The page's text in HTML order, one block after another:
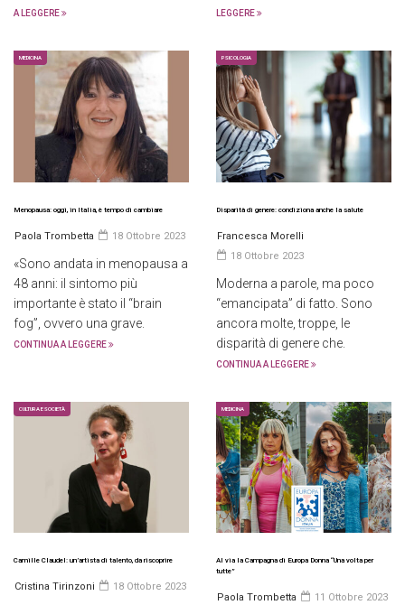
A LEGGERE LEGGERE
MEDICINA
Menopausa: oggi, in Italia, è tempo di cambiare
Paola Trombetta 18 Ottobre 2023
«Sono andata in menopausa a
48 anni: il sintomo più
importante è stato il “brain
fog”, ovvero una grave.
CONTINUA A LEGGERE
PSICOLOGIA
Disparità di genere: condiziona anche la salute
Francesca Morelli
18 Ottobre 2023
Moderna a parole, ma poco
“emancipata” di fatto. Sono
ancora molte, troppe, le
disparità di genere che.
CONTINUA A LEGGERE
CULTURA E SOCIETÀ
Camille Claudel: un’artista di talento, da riscoprire
Cristina Tirinzoni 18 Ottobre 2023
MEDICINA
Al via la Campagna di Europa Donna “Una volta per
tutte”
Paola Trombetta 11 Ottobre 2023